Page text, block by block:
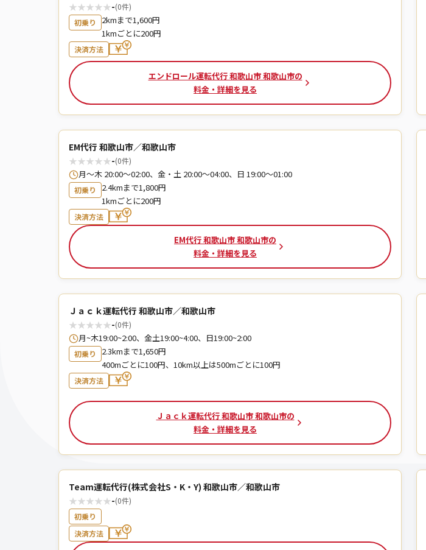
★★★★★-(0件)
初乗り
2kmまで1,600円
1kmごとに200円
決済方法
エンドロール運転代行 和歌山市 和歌山市の
料金・詳細を見る
EM代行 和歌山市／和歌山市
★★★★★-(0件)
月〜木 20:00〜02:00、金・土 20:00〜04:00、日 19:00〜01:00
初乗り
2.4kmまで1,800円
1kmごとに200円
決済方法
EM代行 和歌山市 和歌山市の
料金・詳細を見る
Ｊａｃｋ運転代行 和歌山市／和歌山市
★★★★★-(0件)
月~木19:00~2:00、金土19:00~4:00、日19:00~2:00
初乗り
2.3kmまで1,650円
400mごとに100円、10km以上は500mごとに100円
決済方法
Ｊａｃｋ運転代行 和歌山市 和歌山市の
料金・詳細を見る
Team運転代行(株式会社S・K・Y) 和歌山市／和歌山市
★★★★★-(0件)
初乗り
決済方法